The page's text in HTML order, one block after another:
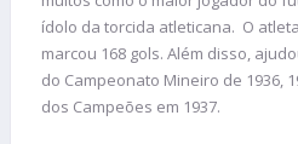
ídolo da torcida atleticana. O
marcou 168 gols. Além disso,
do Campeonato Mineiro de 1936,
dos Campeões em 1937.